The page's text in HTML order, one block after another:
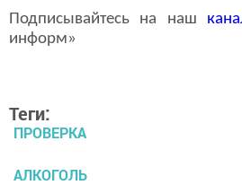
Подписывайтесь на наш
информ»
Теги:
ПРОВЕРКА
АЛКОГОЛЬ